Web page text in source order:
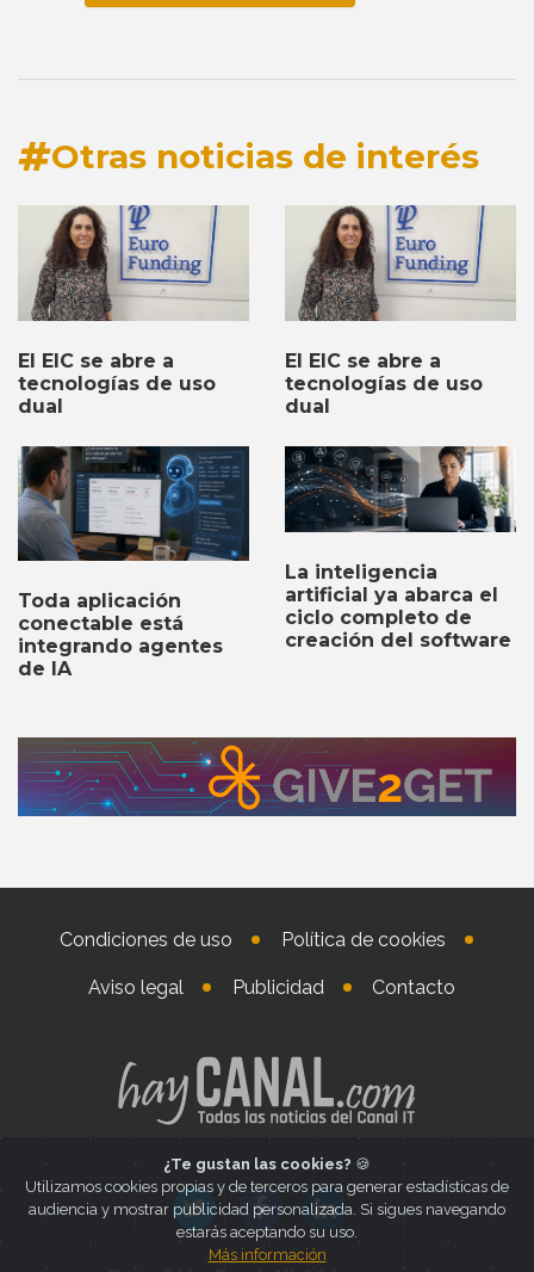
Otras noticias de interés
El EIC se abre a
tecnologías de uso
dual
El EIC se abre a
tecnologías de uso
dual
Toda aplicación
conectable está
integrando agentes
de IA
La inteligencia
artificial ya abarca el
ciclo completo de
creación del software
Condiciones de uso Política de cookies
Aviso legal Publicidad Contacto
¿Te gustan las cookies? 🍪
Utilizamos cookies propias y de terceros para generar estadísticas de
audiencia y mostrar publicidad personalizada. Si sigues navegando
estarás aceptando su uso.
Más información